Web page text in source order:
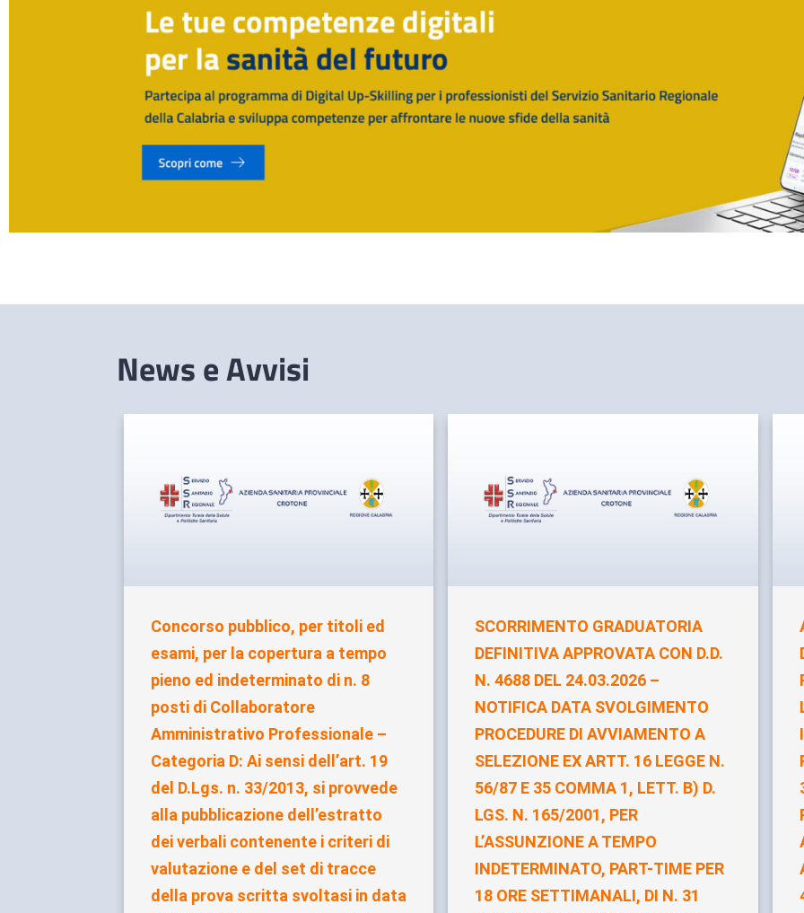
News e Avvisi
Concorso pubblico, per titoli ed
esami, per la copertura a tempo
pieno ed indeterminato di n. 8
posti di Collaboratore
Amministrativo Professionale –
Categoria D: Ai sensi dell’art. 19
del D.Lgs. n. 33/2013, si provvede
alla pubblicazione dell’estratto
dei verbali contenente i criteri di
valutazione e del set di tracce
della prova scritta svoltasi in data
SCORRIMENTO GRADUATORIA
DEFINITIVA APPROVATA CON D.D.
N. 4688 DEL 24.03.2026 –
NOTIFICA DATA SVOLGIMENTO
PROCEDURE DI AVVIAMENTO A
SELEZIONE EX ARTT. 16 LEGGE N.
56/87 E 35 COMMA 1, LETT. B) D.
LGS. N. 165/2001, PER
L’ASSUNZIONE A TEMPO
INDETERMINATO, PART-TIME PER
18 ORE SETTIMANALI, DI N. 31